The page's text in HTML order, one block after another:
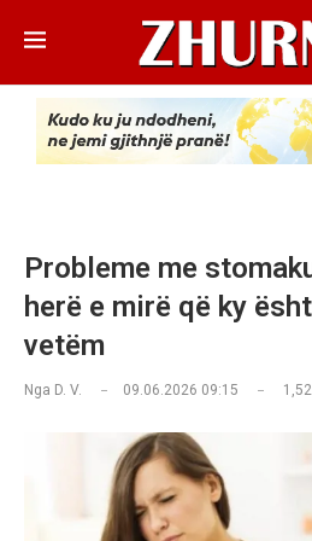
Probleme me
herë e mirë që ky
vetëm
Nga D. V. 09.06.2026 09:15